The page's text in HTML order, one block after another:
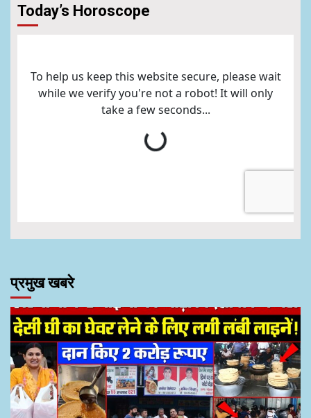
Today’s Horoscope
प्रमुख खबरे